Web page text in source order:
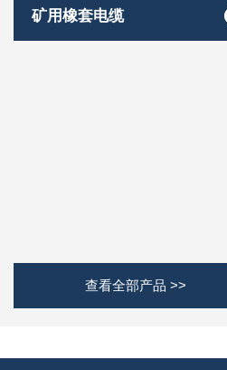
矿用橡套电缆
查看全部产品 >>